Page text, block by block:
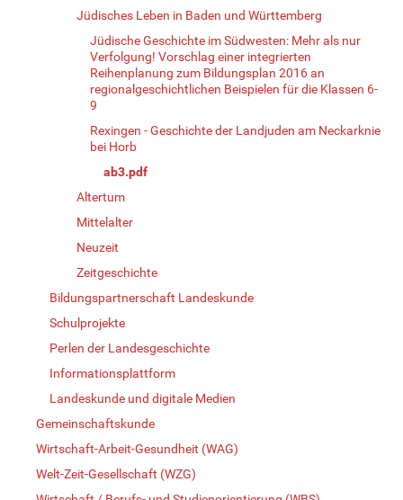
Jüdisches Leben in Baden und Württemberg
Jüdische Geschichte im Südwesten: Mehr als nur
Verfolgung! Vorschlag einer integrierten
Reihenplanung zum Bildungsplan 2016 an
regionalgeschichtlichen Beispielen für die Klassen 6-
9
Rexingen - Geschichte der Landjuden am Neckarknie
bei Horb
ab3.pdf
Altertum
Mittelalter
Neuzeit
Zeitgeschichte
Bildungspartnerschaft Landeskunde
Schulprojekte
Perlen der Landesgeschichte
Informationsplattform
Landeskunde und digitale Medien
Gemeinschaftskunde
Wirtschaft-Arbeit-Gesundheit (WAG)
Welt-Zeit-Gesellschaft (WZG)